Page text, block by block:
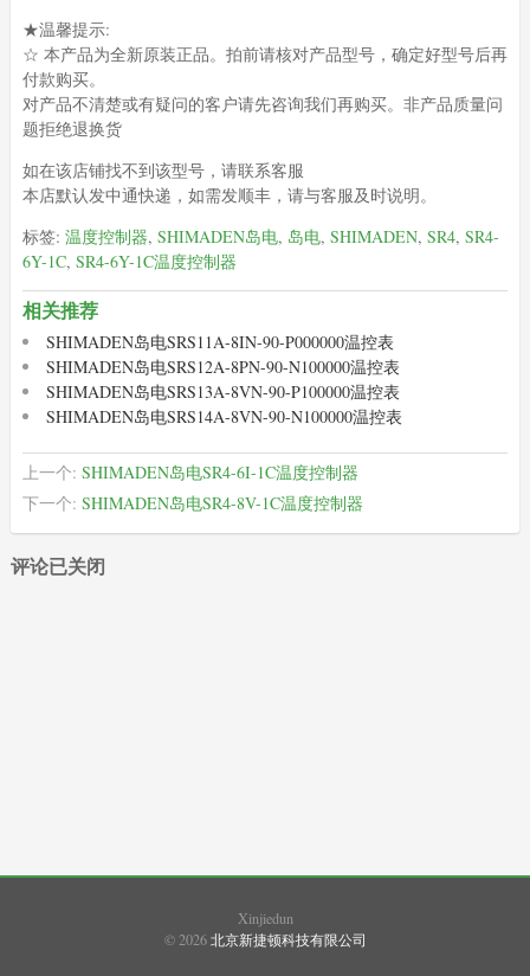
★温馨提示:
☆ 本产品为全新原装正品。拍前请核对产品型号，确定好型号后再
付款购买。
对产品不清楚或有疑问的客户请先咨询我们再购买。非产品质量问
题拒绝退换货
如在该店铺找不到该型号，请联系客服
本店默认发中通快递，如需发顺丰，请与客服及时说明。
标签: 温度控制器, SHIMADEN岛电, 岛电, SHIMADEN, SR4, SR4-
6Y-1C, SR4-6Y-1C温度控制器
相关推荐
SHIMADEN岛电SRS11A-8IN-90-P000000温控表
SHIMADEN岛电SRS12A-8PN-90-N100000温控表
SHIMADEN岛电SRS13A-8VN-90-P100000温控表
SHIMADEN岛电SRS14A-8VN-90-N100000温控表
上一个: SHIMADEN岛电SR4-6I-1C温度控制器
下一个: SHIMADEN岛电SR4-8V-1C温度控制器
评论已关闭
SHINKO(937)
Xinjiedun
© 2026北京新捷顿科技有限公司